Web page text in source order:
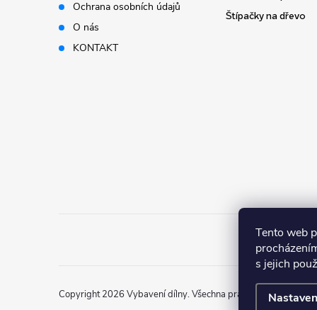
Tento web
s jejich
Ochrana osobních údajů
O nás
KONTAKT
Štípačky na dřevo
Copyright 2026 Vybavení dílny. Všechna práva vyhrazena.